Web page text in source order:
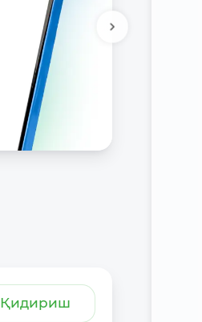
Қидириш